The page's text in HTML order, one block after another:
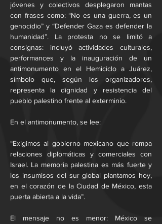
jóvenes y colectivos desplegaron mantas
con frases como: “No es una guerra, es un
genocidio” y “Defender Gaza es defender la
humanidad”. La protesta no se limitó a
consignas: incluyó actividades culturales,
performances y la inauguración de un
antimonumento en el Hemiciclo a Juárez,
símbolo que, según los organizadores,
representa la dignidad y resistencia del
pueblo palestino frente al exterminio.
En el antimonumento, se lee:
“Exigimos al gobierno mexicano que rompa
relaciones diplomáticas y comerciales con
Israel. La memoria palestina es más fuerte y
los insumisos del sur global plantamos hoy,
en el corazón de la Ciudad de México, esta
puerta abierta a la vida”.
El mensaje no es menor: México se